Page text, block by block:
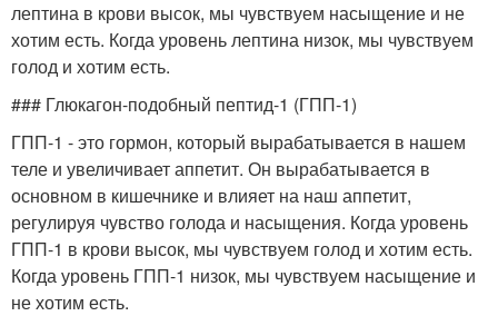
лептина в крови высок, мы чувствуем насыщение и не
хотим есть. Когда уровень лептина низок, мы чувствуем
голод и хотим есть.
### Глюкагон-подобный пептид-1 (ГПП-1)
ГПП-1 - это гормон, который вырабатывается в нашем
теле и увеличивает аппетит. Он вырабатывается в
основном в кишечнике и влияет на наш аппетит,
регулируя чувство голода и насыщения. Когда уровень
ГПП-1 в крови высок, мы чувствуем голод и хотим есть.
Когда уровень ГПП-1 низок, мы чувствуем насыщение и
не хотим есть.